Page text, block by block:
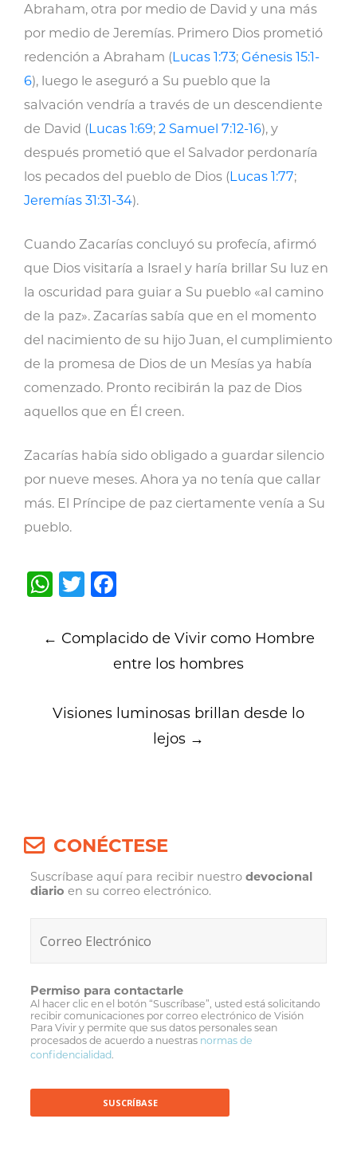
Abraham, otra por medio de David y una más
por medio de Jeremías. Primero Dios prometió
redención a Abraham (Lucas 1:73; Génesis 15:1-
6), luego le aseguró a Su pueblo que la
salvación vendría a través de un descendiente
de David (Lucas 1:69; 2 Samuel 7:12-16), y
después prometió que el Salvador perdonaría
los pecados del pueblo de Dios (Lucas 1:77;
Jeremías 31:31-34).
Cuando Zacarías concluyó su profecía, afirmó
que Dios visitaría a Israel y haría brillar Su luz en
la oscuridad para guiar a Su pueblo «al camino
de la paz». Zacarías sabía que en el momento
del nacimiento de su hijo Juan, el cumplimiento
de la promesa de Dios de un Mesías ya había
comenzado. Pronto recibirán la paz de Dios
aquellos que en Él creen.
Zacarías había sido obligado a guardar silencio
por nueve meses. Ahora ya no tenía que callar
más. El Príncipe de paz ciertamente venía a Su
pueblo.
WhatsApp
Twitter
navigation
← Complacido de Vivir como Hombre
entre los hombres
Visiones luminosas brillan desde lo
lejos →
CONÉCTESE
Suscríbase aquí para recibir nuestrodevocional
diario en su correo electrónico.
Permiso para contactarle
Al hacer clic en el botón “Suscríbase”, usted está solicitando
recibir comunicaciones por correo electrónico de Visión
Para Vivir y permite que sus datos personales sean
procesados de acuerdo a nuestras normas de
confidencialidad.